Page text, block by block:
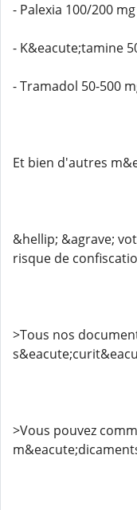
- Palexia 100/200 mg
- K&eacute;tamine
- Tramadol 50-500
Et bien d'autres
&hellip; &agrave;
risque de
>Tous nos
>Vous pouvez